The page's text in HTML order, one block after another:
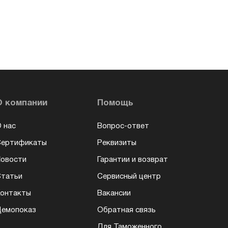
компании
нас
Помощь
Вопрос-ответ
Реквизиты
Гарантии и возврат
Сервисный центр
Вакансии
Обратная связь